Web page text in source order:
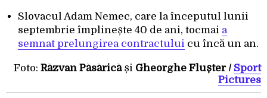
Slovacul Adam Nemec, care la începutul lunii
septembrie împlinește 40 de ani, tocmai a
semnat prelungirea contractului cu încă un an.
Foto: Răzvan Păsăricăși Gheorghe Flușter / Sport
Pictures